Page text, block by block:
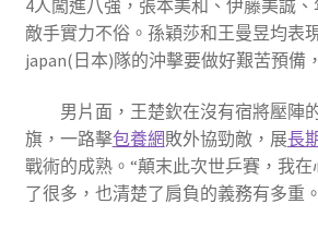
4人闖進八強，張本美和、伊藤美誠
敵手實力不俗。孫穎莎和王曼昱均表
japan(日本)隊的沖擊要做好艱苦預備
男片面，王楚欽在沒有宿將壓陣
旗，一路擊包養網敗外協勁敵，展長
戰術的成熟。“顛末此次世乒賽，我
了很多，也清楚了肩負的義務有多重